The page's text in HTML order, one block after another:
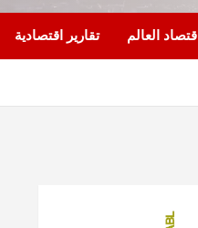
اقتصاد العالم تقارير اقتصادية